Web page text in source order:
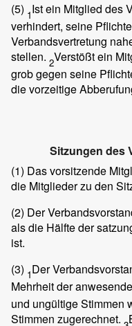
(5) 1Ist ein Mitglied des
verhindert, seine
Verbandsvertretung
stellen. 2Verstößt ein
grob gegen seine
die vorzeitige
Sitzungen des
(1) Das vorsitzende
die Mitglieder zu den
(2) Der
als die Hälfte der
ist.
(3) 1Der
Mehrheit der
und ungültige Stimmen
Stimmen zugerechnet.